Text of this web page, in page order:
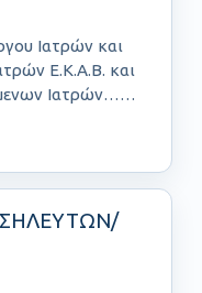
Ιατρών και
Ε.Κ.Α.Β. και
Ιατρών……